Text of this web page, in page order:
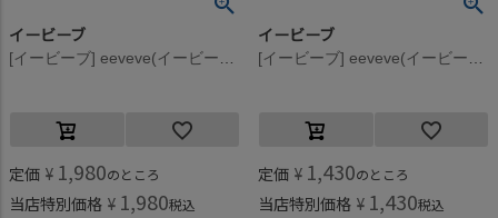
イービーブ
[イービーブ] eeveve(イービーブ) シリコンボウル L Autumn Gold Dark
定価 ¥ 1,980のところ
当店特別価格 ¥ 1,980税込
イービーブ
[イービーブ] eeveve(イービーブ) Marble シリコンボウル S Cloudy Gray
定価 ¥ 1,430のところ
当店特別価格 ¥ 1,430税込